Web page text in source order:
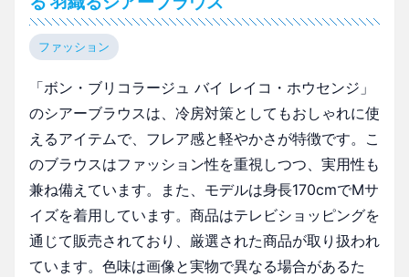
ファッション
「ボン・ブリコラージュ バイ レイコ・ホウセンジ」
のシアーブラウスは、冷房対策としてもおしゃれに使
えるアイテムで、フレア感と軽やかさが特徴です。こ
のブラウスはファッション性を重視しつつ、実用性も
兼ね備えています。また、モデルは身長170cmでMサ
イズを着用しています。商品はテレビショッピングを
通じて販売されており、厳選された商品が取り扱われ
ています。色味は画像と実物で異なる場合があるた